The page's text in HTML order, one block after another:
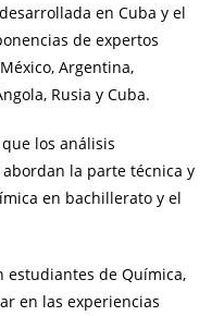
en Cuba y el
de expertos
Argentina,
Rusia y Cuba.
los análisis
la parte técnica y
en bachillerato y el
estudiantes de Química,
en las experiencias